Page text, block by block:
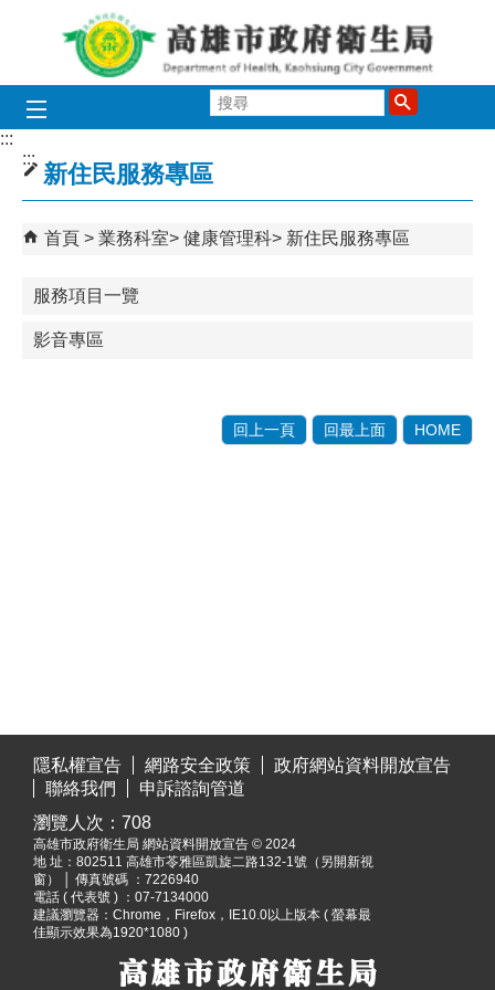
跳到主要內容區塊
尋
:::
:::
新住民服務專區
首頁 業務科室 健康管理科 新住民服務專區
服務項目一覽
影音專區
回上一頁 回最上面 HOME
隱私權宣告
網路安全政策
政府網站資料開放宣告
聯絡我們
申訴諮詢管道
瀏覽人次： 708
高雄市政府衛生局 網站資料開放宣告 © 2024
地 址： 802511 高雄市苓雅區凱旋二路132-1號（另開新視
窗）
│ 傳真號碼 ：7226940
電話 ( 代表號 ) ：07-7134000
建議瀏覽器：Chrome，Firefox，IE10.0以上版本 ( 螢幕最
佳顯示效果為1920*1080 )